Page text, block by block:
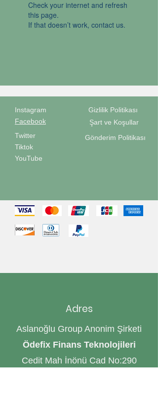
Check your internet and refresh
this page.
If that doesn’t work, contact us.
Instagram
Facebook
Twitter
Gizlilik Politikası
Şart ve Koşullar
Gönderim Politikası
Tiktok
YouTube
Adres
Aslanoğlu Group Anonim Şirketi
Ödefix Finans Teknolojileri
Cedit Mah İnönü Cad No:290